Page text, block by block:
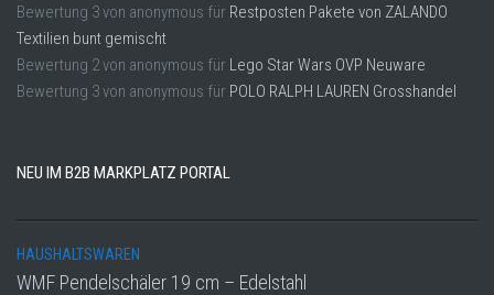
Bewertung 3von anonymous für Restposten Pakete von ZALANDO
Textilien bunt gemischt
Bewertung 2von anonymous für Lego Star Wars OVP Neuware
Bewertung 3von anonymous für POLO RALPH LAUREN Grosshandel
NEU IM B2B MARKPLATZ PORTAL
HAUSHALTSWAREN
WMF Pendelschäler 19 cm – Edelstahl